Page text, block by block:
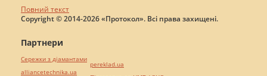
Повний текст
Copyright © 2014-2026 «Протокол». Всі права захищені.
Партнери
Сережки з діамантами
alliancetechnika.ua
pereklad.ua